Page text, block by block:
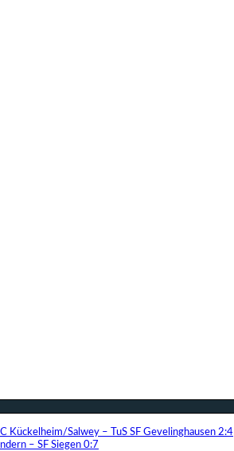
Kückelheim/Salwey – TuS SF Gevelinghausen 2:4
– SF Siegen 0:7